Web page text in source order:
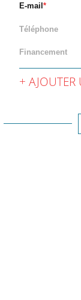
E-mail
Téléphone
Financement
AJOUTER